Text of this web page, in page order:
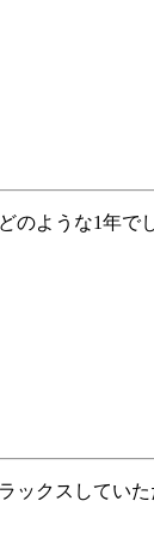
のような1年で
ックスしてい